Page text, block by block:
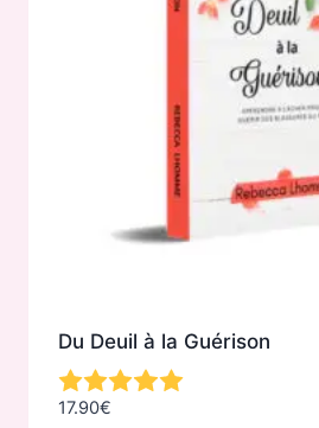
Du Deuil à la Guérison
17.90€